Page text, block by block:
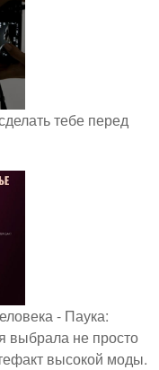
тебе перед
- Паука:
не просто
высокой моды.